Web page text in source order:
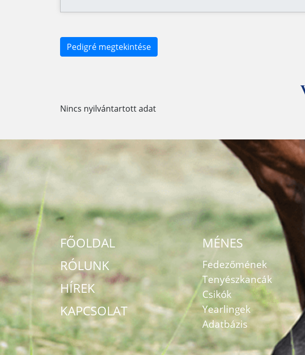
Pedigré megtekintése
Nincs nyilvántartott adat
FŐOLDAL
RÓLUNK
HÍREK
KAPCSOLAT
MÉNES
Fedezőmének
Tenyészkancák
Csikók
Yearlingek
Adatbázis